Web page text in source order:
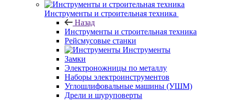
Инструменты и строительная техника
Назад
Инструменты и строительная техника
Рейсмусовые станки
Инструменты
Замки
Электроножницы по металлу
Наборы электроинструментов
Углошлифовальные машины (УШМ)
Дрели и шуруповерты